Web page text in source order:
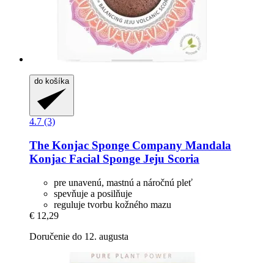
do košíka
4.7 (3)
The Konjac Sponge Company Mandala
Konjac Facial Sponge Jeju Scoria
pre unavenú, mastnú a náročnú pleť
spevňuje a posilňuje
reguluje tvorbu kožného mazu
€ 12,29
Doručenie do 12. augusta